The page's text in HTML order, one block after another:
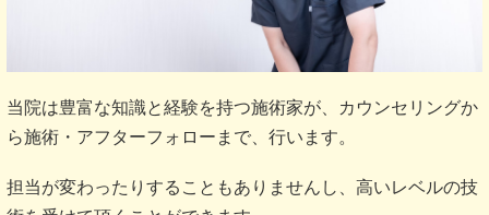
当院は豊富な知識と経験を持つ施術家が、カウンセリングか
ら施術・アフターフォローまで、行います。
担当が変わったりすることもありませんし、高いレベルの技